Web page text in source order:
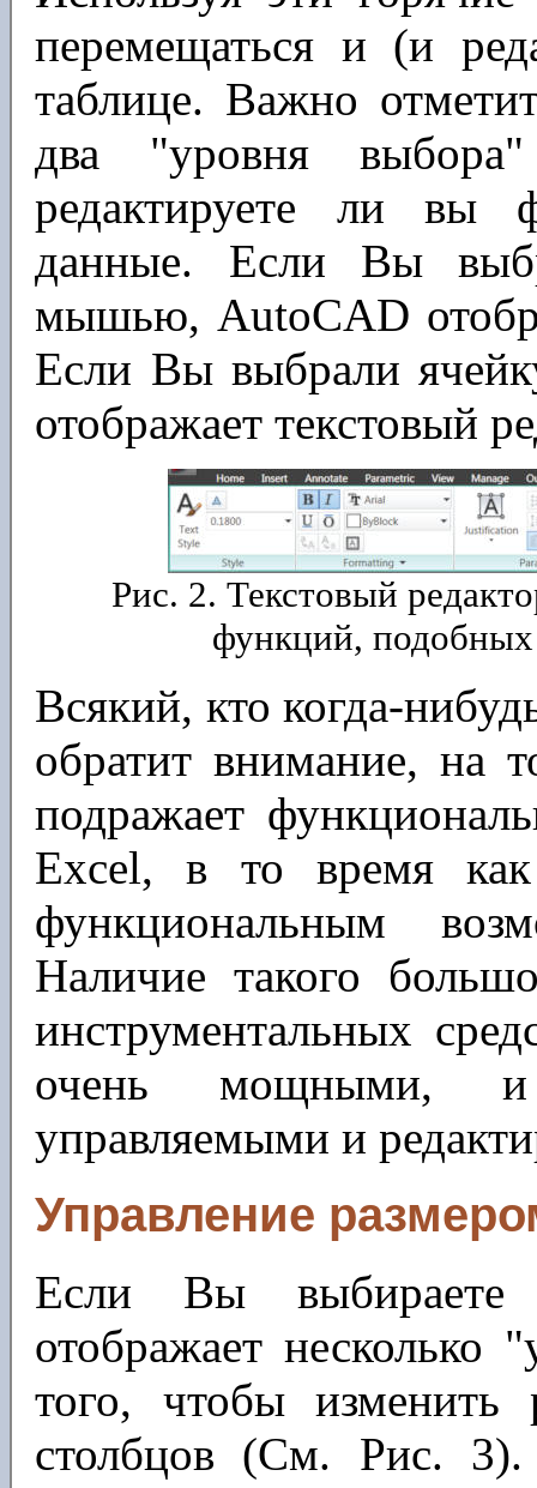
перемещаться и (и
таблице. Важно
два "уровня
редактируете ли вы
данные. Если Вы
мышью, AutoCAD
Если Вы выбрали
отображает текстовый
Рис. 2. Текстовый
функций,
Всякий, кто когда-
обратит внимание, на
подражает
Excel, в то время как
функциональным
Наличие такого
инструментальных
очень мощными,
управляемыми и
Управление
Если Вы выбираете
отображает несколько
того, чтобы
столбцов (См. Рис.